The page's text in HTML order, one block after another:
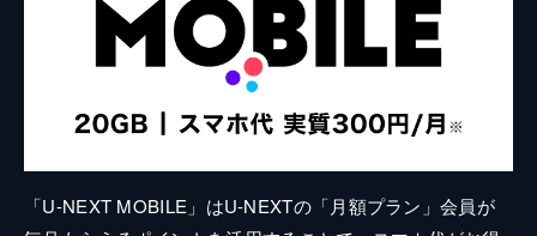
「U-NEXT MOBILE」はU-NEXTの「月額プラン」会員が